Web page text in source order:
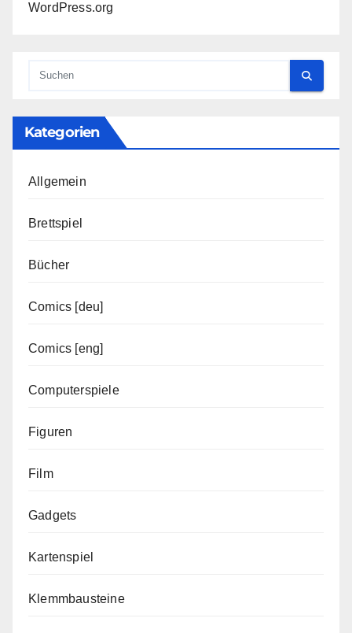
WordPress.org
Kategorien
Allgemein
Brettspiel
Bücher
Comics [deu]
Comics [eng]
Computerspiele
Figuren
Film
Gadgets
Kartenspiel
Klemmbausteine